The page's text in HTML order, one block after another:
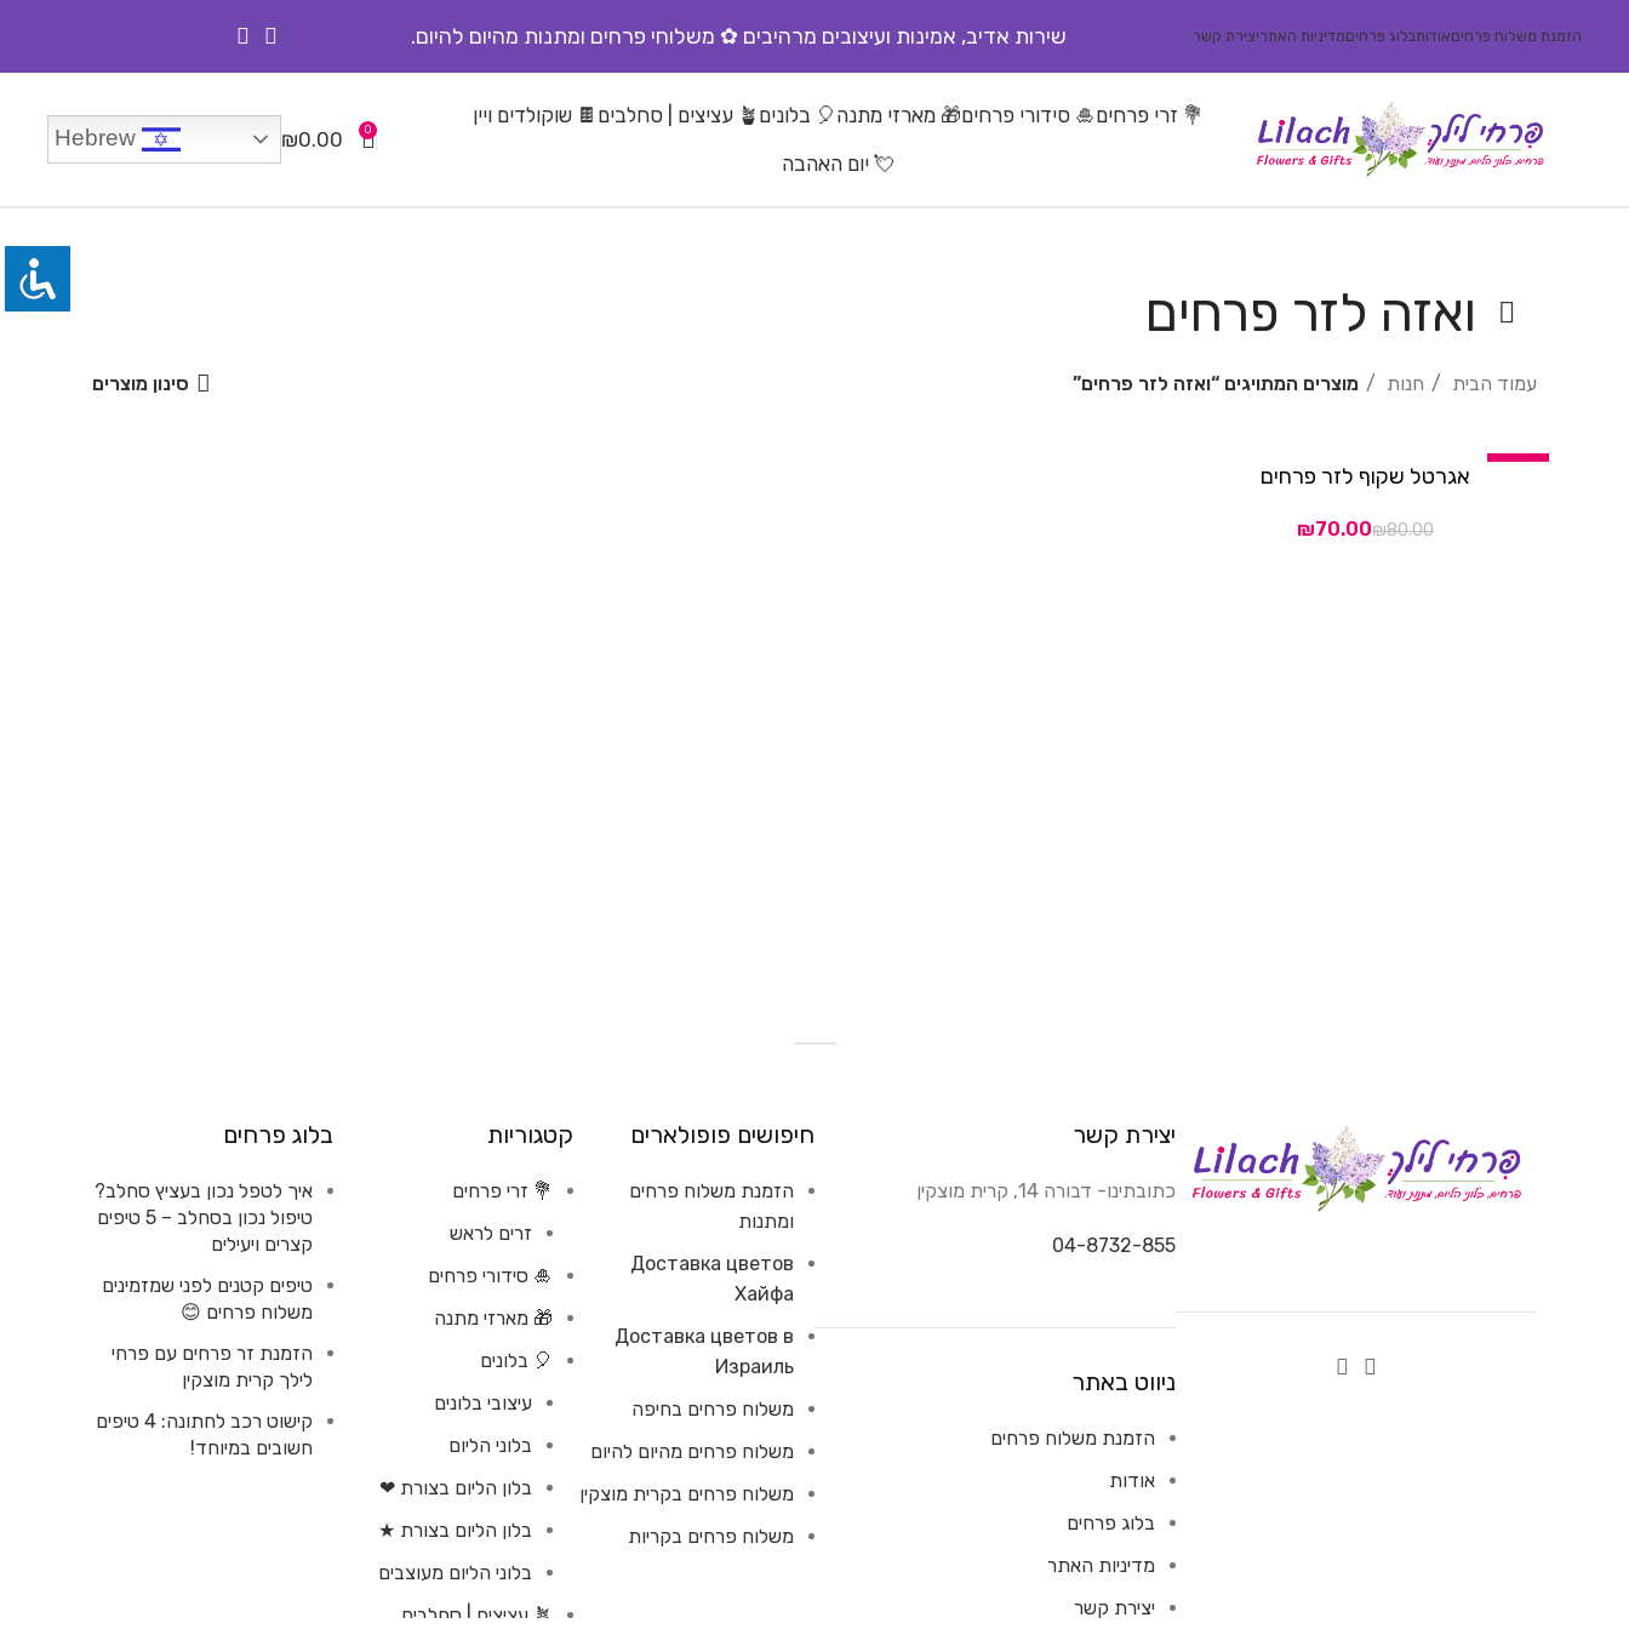
הזמנת משלוח פרחיםאודותבלוג פרחיםמדיניות האתריצירת קשר שירות אדיב, אמינות ועיצובים מרהיבים ✿ משלוחי פרחים ומתנות מהיום להיום.
💐 זרי פרחים🎍 סידורי פרחים🎁 מארזי מתנה 🎈 בלונים 🪴 עציצים | סחלבים
🍫 שוקולדים ויין
💘 יום האהבה
0
₪0.00
Hebrew
ואזה לזר פרחים
עמוד הבית חנות מוצרים המתויגים “ואזה לזר פרחים” סינון מוצרים
אגרטל שקוף לזר פרחים
₪80.00
₪70.00
יצירת קשר
כתובתינו- דבורה 14, קרית מוצקין
04-8732-855
ניווט באתר
הזמנת משלוח פרחים
אודות
בלוג פרחים
מדיניות האתר
יצירת קשר
חיפושים פופולארים
הזמנת משלוח פרחים
ומתנות
Доставка цветов
Хайфа
Доставка цветов в
Израиль
משלוח פרחים בחיפה
משלוח פרחים מהיום להיום
משלוח פרחים בקרית מוצקין
משלוח פרחים בקריות
קטגוריות
💐 זרי פרחים
זרים לראש
🎍 סידורי פרחים
🎁 מארזי מתנה
🎈 בלונים
עיצובי בלונים
בלוני הליום
בלון הליום בצורת ❤
בלון הליום בצורת ★
בלוני הליום מעוצבים
🪴 עציצים | סחלבים
בלוג פרחים
איך לטפל נכון בעציץ סחלב?
טיפול נכון בסחלב – 5 טיפים
קצרים ויעילים
טיפים קטנים לפני שמזמינים
משלוח פרחים 😊
הזמנת זר פרחים עם פרחי
לילך קרית מוצקין
קישוט רכב לחתונה: 4 טיפים
חשובים במיוחד!